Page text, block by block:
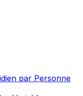
par Personne